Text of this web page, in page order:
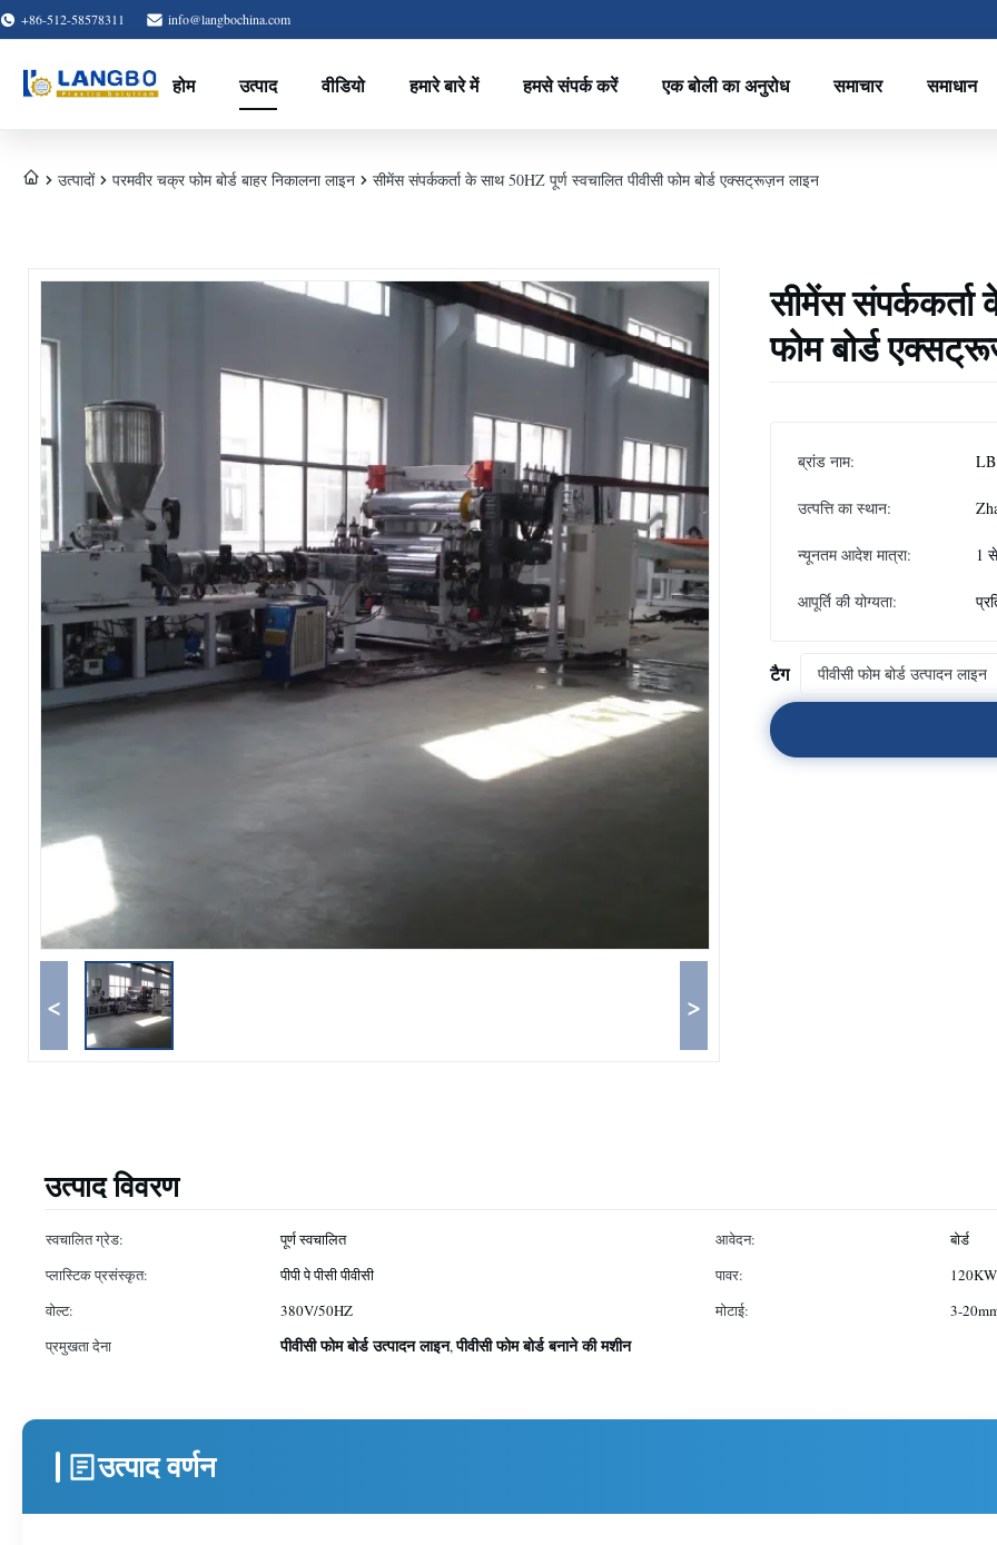
+86-512-58578311 info@langbochina.com
होम उत्पाद वीडियो हमारे बारे में हमसे संपर्क करें एक बोली का अनुरोध समाचार समाधान
उत्पादों परमवीर चक्र फोम बोर्ड बाहर निकालना लाइन सीमेंस संपर्ककर्ता के साथ 50HZ पूर्ण स्वचालित पीवीसी फोम बोर्ड एक्सट्रूज़न लाइन
< >
सीमेंस संपर्ककर्ता
फोम बोर्ड
ब्रांड नाम: LB
उत्पत्ति का स्थान:
न्यूनतम आदेश मात्रा: 1
आपूर्ति की योग्यता:
टैग पीवीसी फोम बोर्ड उत्पादन लाइन
उत्पाद विवरण
स्वचालित ग्रेड: पूर्ण स्वचालित आवेदन:
बोर्ड
प्लास्टिक प्रसंस्कृत:
पीपी पे पीसी पीवीसी पावर:
120KW
वोल्ट:
380V/50HZ मोटाई:
3-
प्रमुखता देना
पीवीसी फोम बोर्ड उत्पादन लाइन,पीवीसी फोम बोर्ड बनाने की मशीन
उत्पाद वर्णन